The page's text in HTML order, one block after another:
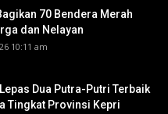
70 Bendera Merah
dan Nelayan
10:11 am
Dua Putra-Putri Terbaik
Tingkat Provinsi Kepri